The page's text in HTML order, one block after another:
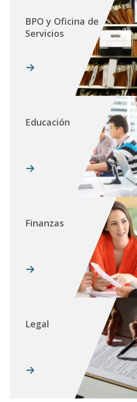
BPO y Oficina de
Servicios
Educación
Finanzas
Legal